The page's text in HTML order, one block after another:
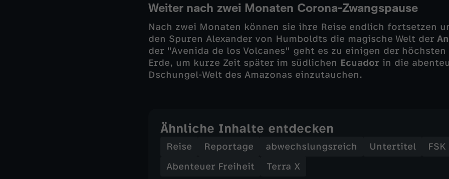
Weiter nach zwei Monaten Corona-Zwangspause
Nach zwei Monaten können sie ihre Reise endlich fortsetzen
den Spuren Alexander von Humboldts die magische Welt der
der "Avenida de los Volcanes" geht es zu einigen der höchsten
Erde, um kurze Zeit später im südlichen Ecuador in die
Dschungel-Welt des Amazonas einzutauchen.
Ähnliche Inhalte entdecken
Reise Reportage abwechslungsreich Untertitel
FSK
Abenteuer Freiheit
Terra X